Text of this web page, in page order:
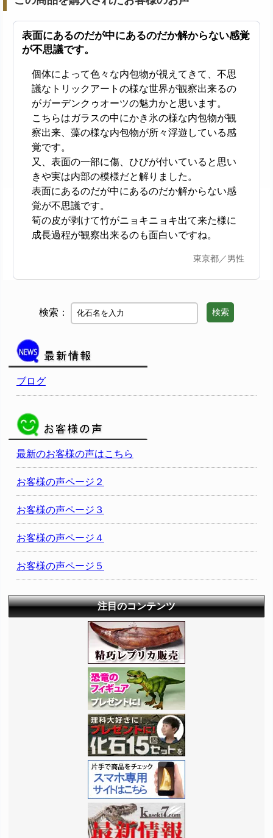
表面にあるのだが中にあるのだか解からない感覚
が不思議です。
個体によって色々な内包物が視えてきて、不思
議なトリックアートの様な世界が観察出来るの
がガーデンクゥオーツの魅力かと思います。
こちらはガラスの中にかき氷の様な内包物が観
察出来、藻の様な内包物が所々浮遊している感
覚です。
又、表面の一部に傷、ひびが付いていると思い
きや実は内部の模様だと解りました。
表面にあるのだが中にあるのだか解からない感
覚が不思議です。
筍の皮が剥けて竹がニョキニョキ出て来た様に
成長過程が観察出来るのも面白いですね。
東京都／男性
検索： 検索
ブログ
最新のお客様の声はこちら
お客様の声ページ２
お客様の声ページ３
お客様の声ページ４
お客様の声ページ５
注目のコンテンツ